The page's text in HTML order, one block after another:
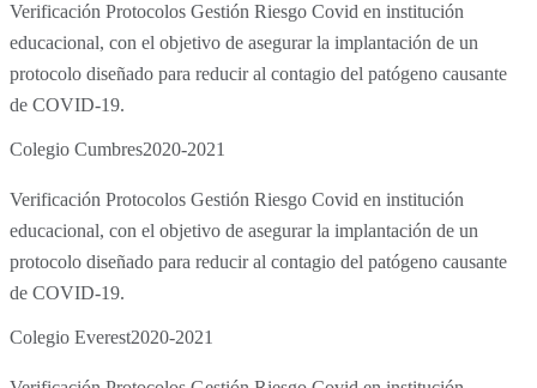
Verificación Protocolos Gestión Riesgo Covid en institución
educacional, con el objetivo de asegurar la implantación de un
protocolo diseñado para reducir al contagio del patógeno causante
de COVID-19.
Colegio Cumbres2020-2021
Verificación Protocolos Gestión Riesgo Covid en institución
educacional, con el objetivo de asegurar la implantación de un
protocolo diseñado para reducir al contagio del patógeno causante
de COVID-19.
Colegio Everest2020-2021